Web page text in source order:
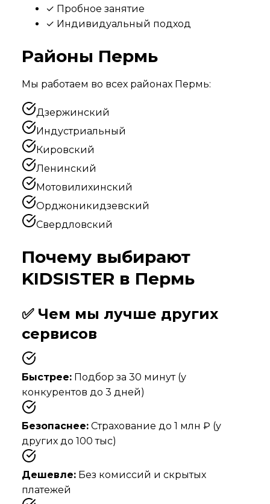
✓ Пробное занятие
✓ Индивидуальный подход
Районы Пермь
Мы работаем во всех районах Пермь:
Дзержинский
Индустриальный
Кировский
Ленинский
Мотовилихинский
Орджоникидзевский
Свердловский
Почему выбирают
KIDSISTER в Пермь
✅ Чем мы лучше других
сервисов
Быстрее: Подбор за 30 минут (у
конкурентов до 3 дней)
Безопаснее: Страхование до 1 млн ₽ (у
других до 100 тыс)
Дешевле: Без комиссий и скрытых
платежей